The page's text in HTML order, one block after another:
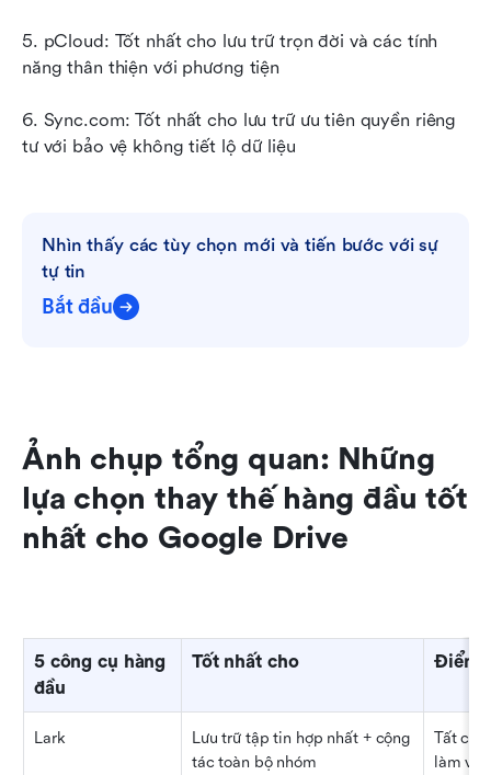
5. pCloud: Tốt nhất cho lưu trữ trọn đời và các tính
năng thân thiện với phương tiện
6. Sync.com: Tốt nhất cho lưu trữ ưu tiên quyền riêng
tư với bảo vệ không tiết lộ dữ liệu
Nhìn thấy các tùy chọn mới và tiến bước với sự
tự tin
Bắt đầu
Ảnh chụp tổng quan: Những
lựa chọn thay thế hàng đầu tốt
nhất cho Google Drive
5 công cụ hàng
đầu
Tốt nhất cho Điểm
Lark
Lưu trữ tập tin hợp nhất + cộng
tác toàn bộ nhóm
Tất cả
làm